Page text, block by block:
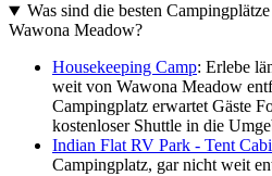
Was sind die besten
Wawona Meadow?
Housekeeping Camp: Erlebe
weit von Wawona Meadow
Campingplatz erwartet Gäste
kostenloser Shuttle in die
Indian Flat RV Park - Tent
Campingplatz, gar nicht weit